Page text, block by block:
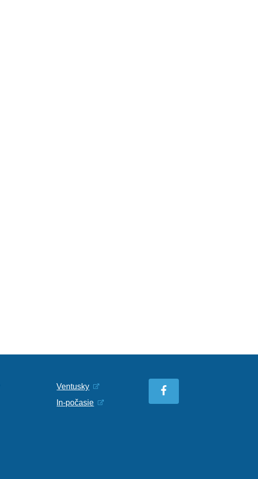
Ventusky
In-počasie